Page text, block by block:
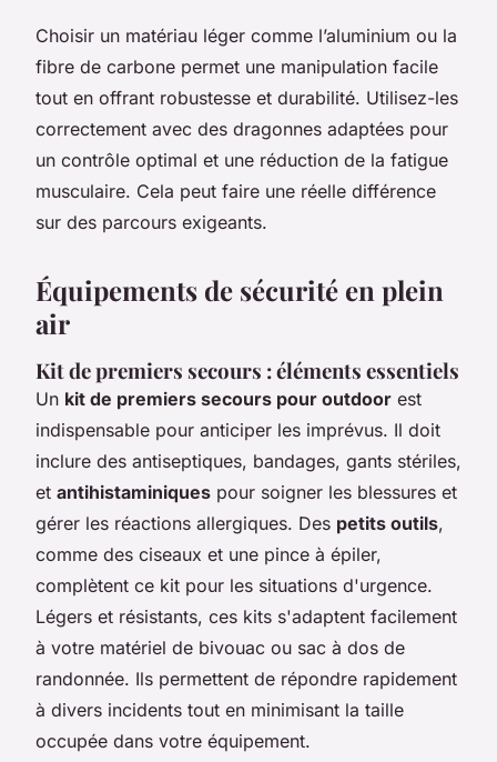
Choisir un matériau léger comme l’aluminium ou la
fibre de carbone permet une manipulation facile
tout en offrant robustesse et durabilité. Utilisez-les
correctement avec des dragonnes adaptées pour
un contrôle optimal et une réduction de la fatigue
musculaire. Cela peut faire une réelle différence
sur des parcours exigeants.
Équipements de sécurité en plein
air
Kit de premiers secours : éléments essentiels
Un kit de premiers secours pour outdoor est
indispensable pour anticiper les imprévus. Il doit
inclure des antiseptiques, bandages, gants stériles,
et antihistaminiques pour soigner les blessures et
gérer les réactions allergiques. Des petits outils,
comme des ciseaux et une pince à épiler,
complètent ce kit pour les situations d'urgence.
Légers et résistants, ces kits s'adaptent facilement
à votre matériel de bivouac ou sac à dos de
randonnée. Ils permettent de répondre rapidement
à divers incidents tout en minimisant la taille
occupée dans votre équipement.